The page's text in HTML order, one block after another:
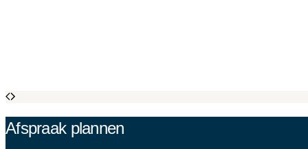
Afspraak plannen